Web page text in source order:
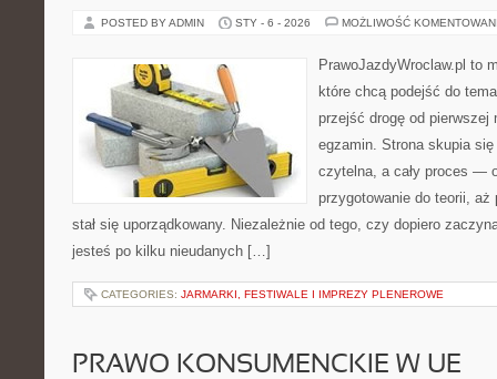
POSTED BY ADMIN STY - 6 - 2026 MOŻLIWOŚĆ
PrawoJazdyWroclaw.pl to
które chcą podejść do
przejść drogę od
egzamin. Strona skupia
czytelna, a cały proces —
przygotowanie do teorii,
stał się uporządkowany. Niezależnie od tego, czy dopiero
jesteś po kilku nieudanych […]
CATEGORIES: JARMARKI, FESTIWALE I IMPREZY PLENEROWE
PRAWO KONSUMENCKIE W UE